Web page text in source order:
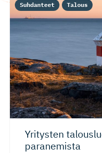
Yritysten
paranemista
Suhdanteet Talous